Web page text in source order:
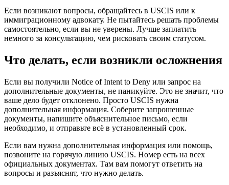
Если возникают вопросы, обращайтесь в USCIS или к
иммиграционному адвокату. Не пытайтесь решать проблемы
самостоятельно, если вы не уверены. Лучше заплатить
немного за консультацию, чем рисковать своим статусом.
Что делать, если возникли осложнения
Если вы получили Notice of Intent to Deny или запрос на
дополнительные документы, не паникуйте. Это не значит, что
ваше дело будет отклонено. Просто USCIS нужна
дополнительная информация. Соберите запрошенные
документы, напишите объяснительное письмо, если
необходимо, и отправьте всё в установленный срок.
Если вам нужна дополнительная информация или помощь,
позвоните на горячую линию USCIS. Номер есть на всех
официальных документах. Там вам помогут ответить на
вопросы и разъяснят, что нужно делать.